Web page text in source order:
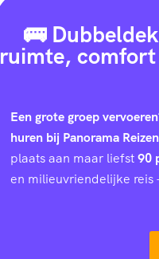
🚌
ruimte, comfort
Een grote groep
huren bij Panorama
plaats aan maar liefst90
en milieuvriendelijke reis